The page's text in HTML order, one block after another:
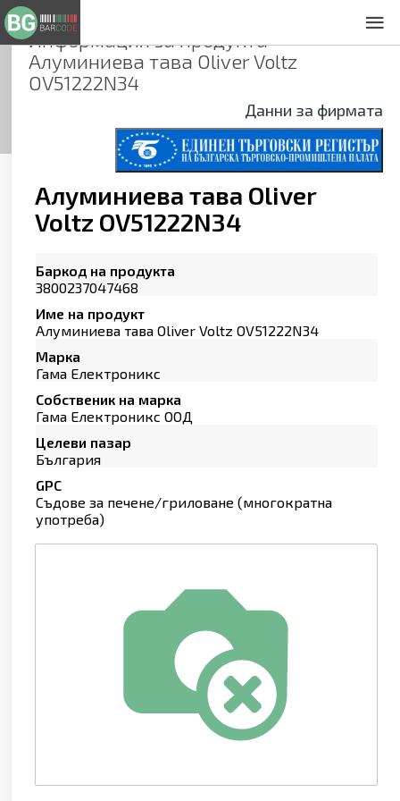
Информация за продукта
Алуминиева тава Oliver Voltz
OV51222N34
Данни за фирмата
Алуминиева тава Oliver
Voltz OV51222N34
Баркод на продукта
3800237047468
Име на продукт
Алуминиева тава Oliver Voltz OV51222N34
Марка
Гама Електроникс
Собственик на марка
Гама Електроникс ООД
Целеви пазар
България
GPC
Съдове за печене/гриловане (многократна
употреба)
Общи условия
Декларация за проверителност
Заснемане на продукти
Контакти